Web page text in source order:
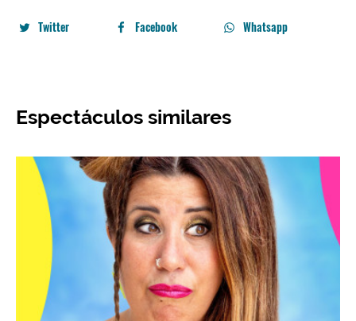
Twitter Facebook Whatsapp
Espectáculos similares